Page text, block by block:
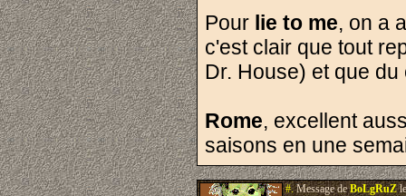
Pour lie to me, on a
c'est clair que tout
Dr. House) et que
Rome, excellent
saisons en une
#.Message deBoLgRuZ